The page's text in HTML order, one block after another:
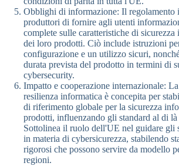
Obblighi di informazione: Il regolamento
produttori di fornire agli utenti
complete sulle caratteristiche di sicurezza
dei loro prodotti. Ciò include istruzioni
configurazione e un utilizzo sicuri,
durata prevista del prodotto in termini di
cybersecurity.
Impatto e cooperazione internazionale:
resilienza informatica è concepita per
di riferimento globale per la sicurezza
prodotti, influenzando gli standard al di
Sottolinea il ruolo dell'UE nel guidare gli
in materia di cybersicurezza, stabilendo
rigorosi che possono servire da modello
regioni.